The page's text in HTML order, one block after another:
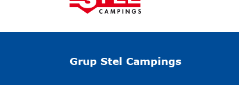
Grup Stel Campings